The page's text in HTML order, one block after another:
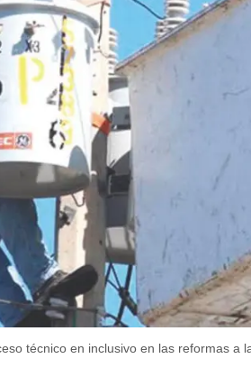
técnico en inclusivo en las reformas a